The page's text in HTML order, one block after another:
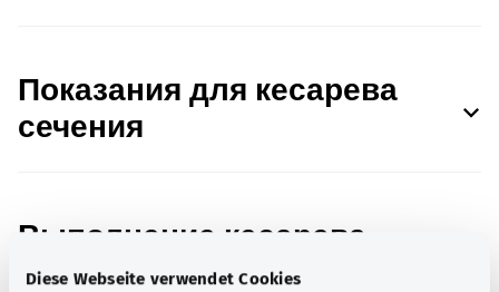
Diese Webseite verwendet Cookies
Показания для кесарева
сечения
Выполнение кесарева
сечения